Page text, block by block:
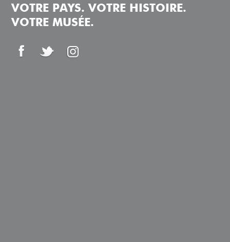
VOTRE PAYS. VOTRE HISTOIRE.
VOTRE MUSÉE.